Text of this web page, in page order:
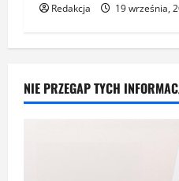
Redakcja 19 września,
NIE PRZEGAP TYCH